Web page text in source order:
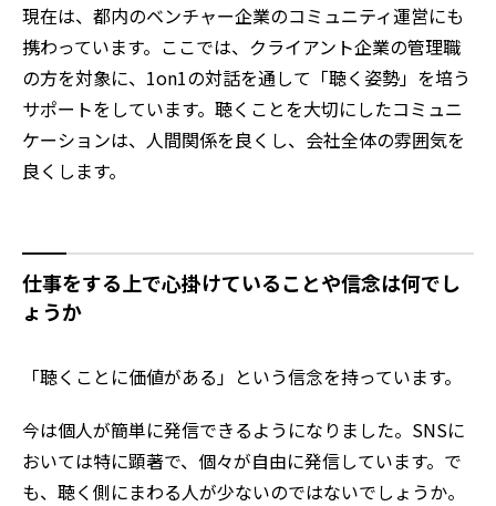
現在は、都内のベンチャー企業のコミュニティ運営にも
携わっています。ここでは、クライアント企業の管理職
の方を対象に、1on1の対話を通して「聴く姿勢」を培う
サポートをしています。聴くことを大切にしたコミュニ
ケーションは、人間関係を良くし、会社全体の雰囲気を
良くします。
仕事をする上で心掛けていることや信念は何でし
ょうか
「聴くことに価値がある」という信念を持っています。
今は個人が簡単に発信できるようになりました。SNSに
おいては特に顕著で、個々が自由に発信しています。で
も、聴く側にまわる人が少ないのではないでしょうか。